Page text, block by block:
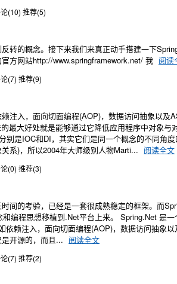
(10) 推荐(5)
转的概念。接下来我们来真正动手搭建一下
方网站http://www.springframework.net/ 我 阅读
(7) 推荐(9)
注入，面向切面编程(AOP)，数据访问抽象以
最大好处就是能够通过它降低应用程序中对象
别是IOC和DI，其实它们是同一个概念的不同角
系)，所以2004年大师级别人物Marti... 阅读全文
(0) 推荐(3)
间的考验，已经是一套很成熟稳定的框架。而
编程思想移植到.Net平台上来。 Spring.Net 是
依赖注入，面向切面编程(AOP)，数据访问抽象
开源的，而且... 阅读全文
(7) 推荐(2)